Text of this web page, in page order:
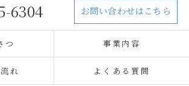
6304 お問い合わせはこちら
つ 事業内容
れ よくある質問